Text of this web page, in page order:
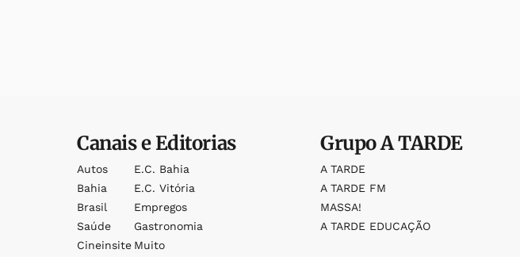
Canais e Editorias
Autos
Bahia
Brasil
Saúde
Cineinsite
E.c. Bahia
E.c. Vitória
Empregos
Gastronomia
Muito
GrupoA TARDE
A TARDE
A TARDE FM
MASSA!
A TARDE EDUCAÇÃO